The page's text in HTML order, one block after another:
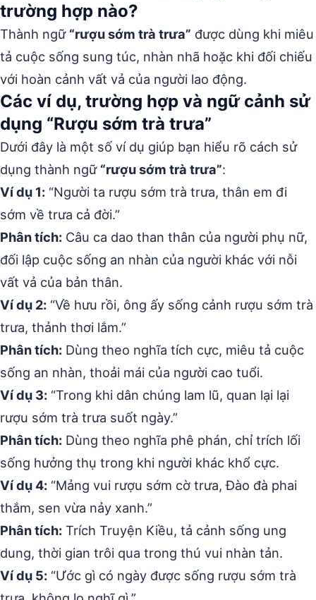
trường hợp nào?
Thành ngữ “rượu sớm trà trưa” được dùng khi miêu
tả cuộc sống sung túc, nhàn nhã hoặc khi đối chiếu
với hoàn cảnh vất vả của người lao động.
Các ví dụ, trường hợp và ngữ cảnh sử
dụng “Rượu sớm trà trưa”
Dưới đây là một số ví dụ giúp bạn hiểu rõ cách sử
dụng thành ngữ “rượu sớm trà trưa”:
Ví dụ 1: “Người ta rượu sớm trà trưa, thân em đi
sớm về trưa cả đời.”
Phân tích: Câu ca dao than thân của người phụ nữ,
đối lập cuộc sống an nhàn của người khác với nỗi
vất vả của bản thân.
Ví dụ 2: “Về hưu rồi, ông ấy sống cảnh rượu sớm trà
trưa, thảnh thơi lắm.”
Phân tích: Dùng theo nghĩa tích cực, miêu tả cuộc
sống an nhàn, thoải mái của người cao tuổi.
Ví dụ 3: “Trong khi dân chúng lam lũ, quan lại lại
rượu sớm trà trưa suốt ngày.”
Phân tích: Dùng theo nghĩa phê phán, chỉ trích lối
sống hưởng thụ trong khi người khác khổ cực.
Ví dụ 4: “Mảng vui rượu sớm cờ trưa, Đào đà phai
thắm, sen vừa nảy xanh.”
Phân tích: Trích Truyện Kiều, tả cảnh sống ung
dung, thời gian trôi qua trong thú vui nhàn tản.
Ví dụ 5: “Ước gì có ngày được sống rượu sớm trà